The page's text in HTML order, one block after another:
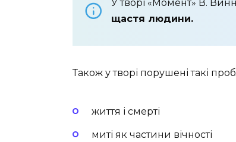
У творі «Момент» В.
щастя людини.
Також у творі порушені такі
життя і смерті
миті як частини вічності